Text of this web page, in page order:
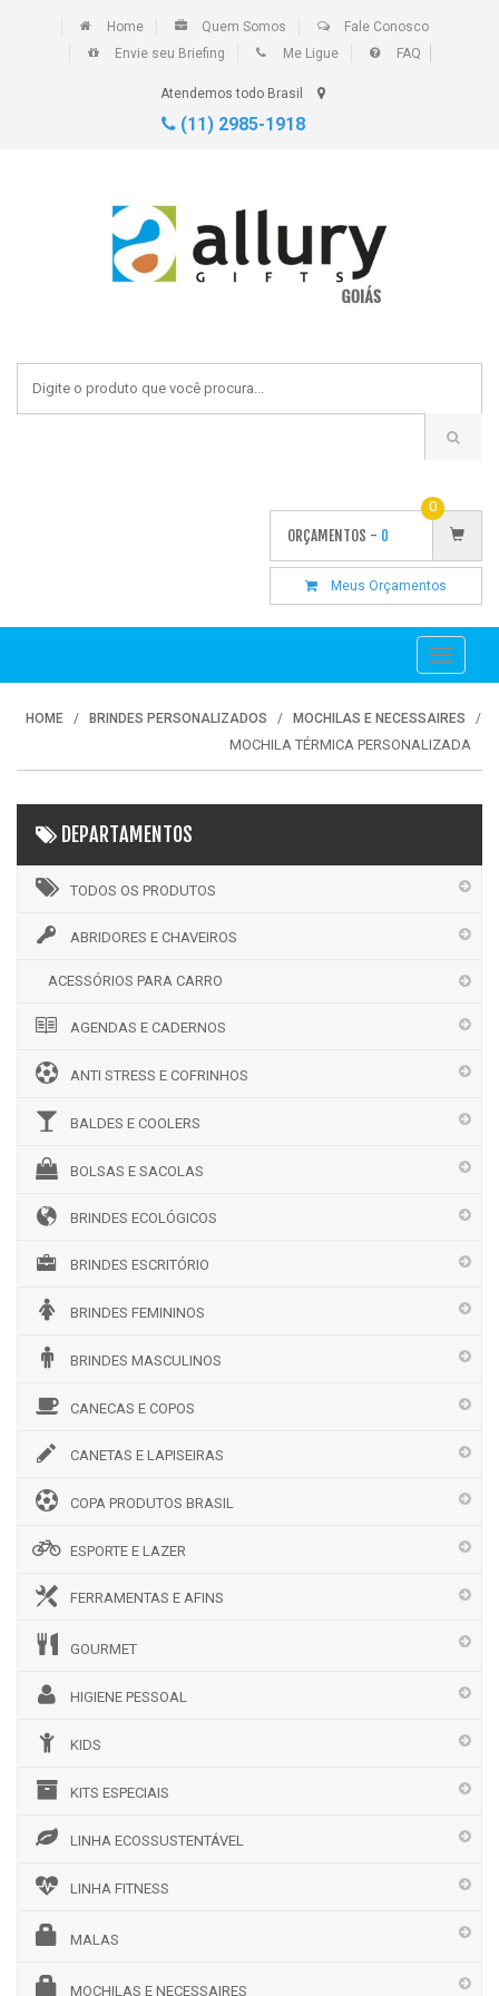
Home Quem Somos
Fale Conosco
Envie seu Briefing
Me Ligue FAQ
Atendemos todo Brasil
(11) 2985-1918
ORÇAMENTOS - 0
0
Meus Orçamentos
Toggle
HOME BRINDES PERSONALIZADOS MOCHILAS E NECESSAIRES
MOCHILA TÉRMICA PERSONALIZADA
DEPARTAMENTOS
TODOS OS PRODUTOS
ABRIDORES E CHAVEIROS
ACESSÓRIOS PARA CARRO
AGENDAS E CADERNOS
ANTI STRESS E COFRINHOS
BALDES E COOLERS
BOLSAS E SACOLAS
BRINDES ECOLÓGICOS
BRINDES ESCRITÓRIO
BRINDES FEMININOS
BRINDES MASCULINOS
CANECAS E COPOS
CANETAS E LAPISEIRAS
COPA PRODUTOS BRASIL
ESPORTE E LAZER
FERRAMENTAS E AFINS
GOURMET
HIGIENE PESSOAL
KIDS
KITS ESPECIAIS
LINHA ECOSSUSTENTÁVEL
LINHA FITNESS
MALAS
MOCHILAS E NECESSAIRES